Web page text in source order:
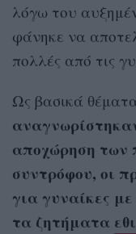
λόγω του
φάνηκε να
πολλές από τις
Ως βασικά
αποχώρηση των
συντρόφου, οι
για γυναίκες
τα ζητήματα